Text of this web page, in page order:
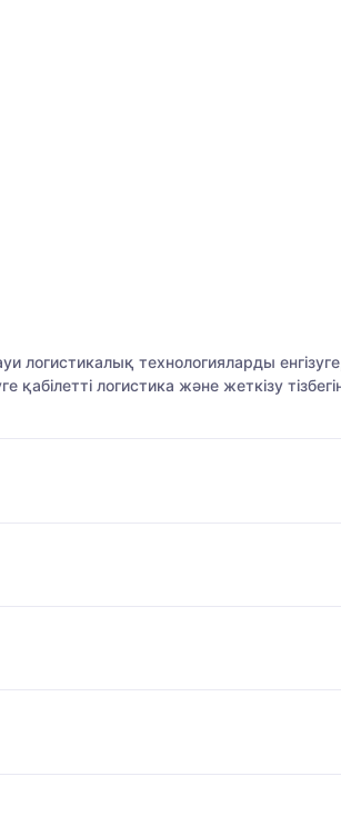
логистикалық технологияларды
логистика және жеткізу